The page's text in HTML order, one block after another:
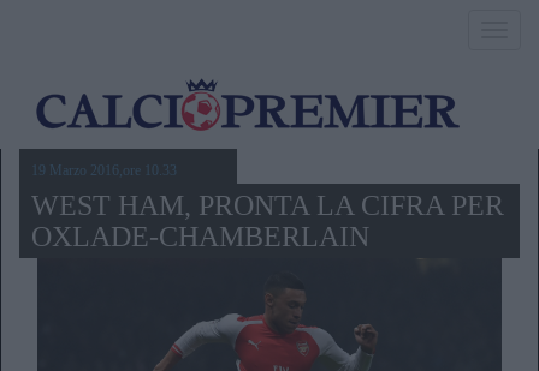
19 Marzo 2016,ore 10.33
WEST HAM, PRONTA LA CIFRA PER
OXLADE-CHAMBERLAIN